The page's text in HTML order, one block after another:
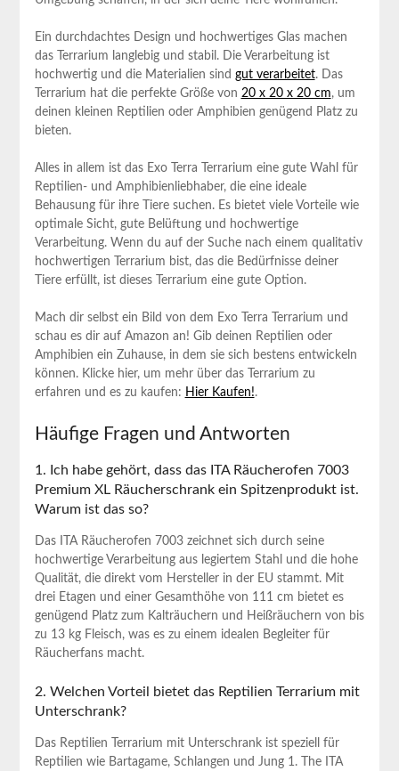
Ein⁤ durchdachtes⁤ Design und hochwertiges Glas machen
das Terrarium langlebig ‍und stabil. Die Verarbeitung ist
hochwertig und die Materialien sind gut verarbeitet. Das‌
Terrarium hat die perfekte Größe von 20 x 20 x 20 cm, um
deinen kleinen Reptilien oder Amphibien ⁤genügend Platz ⁢zu
bieten.
Alles in allem‍ ist das Exo ‍Terra Terrarium eine gute Wahl für
Reptilien- und Amphibienliebhaber, die eine ideale
Behausung ‍für ihre Tiere suchen. Es bietet viele Vorteile wie⁣
optimale Sicht, gute Belüftung und hochwertige
Verarbeitung. Wenn du auf der Suche nach einem⁤ qualitativ
hochwertigen Terrarium bist, ​das die Bedürfnisse deiner ​
Tiere erfüllt, ist dieses‍ Terrarium eine gute Option.
Mach dir selbst ein Bild von dem Exo Terra Terrarium und
schau es dir⁢ auf ⁤Amazon an! Gib deinen Reptilien oder
Amphibien ein Zuhause, in dem sie sich bestens entwickeln
können. Klicke hier, um mehr über das Terrarium zu
erfahren und es zu kaufen: Hier ⁣Kaufen!.
Häufige Fragen und Antworten
1. Ich⁣ habe gehört, dass das ITA Räucherofen 7003
Premium XL Räucherschrank ein Spitzenprodukt ist.
Warum ist das so?
Das ITA Räucherofen 7003 zeichnet sich durch seine
hochwertige Verarbeitung aus‌ legiertem Stahl und ⁤die hohe
Qualität, die direkt vom Hersteller in der EU stammt. Mit
drei Etagen und ​einer Gesamthöhe⁢ von 111 cm bietet es
genügend Platz zum Kalträuchern und Heißräuchern ⁤von bis
zu 13 kg Fleisch, was es zu einem idealen Begleiter ‌für
Räucherfans macht.
2. Welchen Vorteil bietet das‌ Reptilien Terrarium mit
Unterschrank?
Das Reptilien Terrarium mit Unterschrank ist speziell für
Reptilien‍ wie Bartagame, Schlangen und Jung​ 1. The ITA